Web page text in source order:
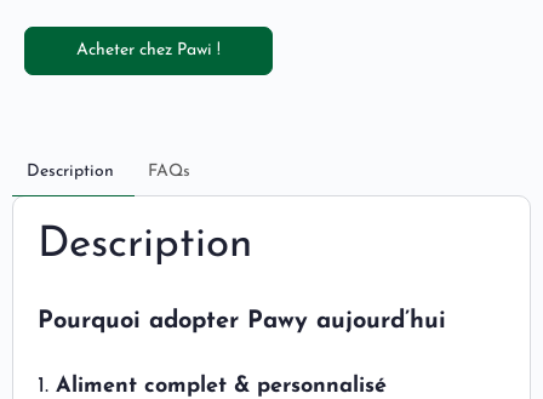
Acheter chez Pawi !
Description FAQs
Description
Pourquoi adopter Pawy aujourd’hui
1. Aliment complet & personnalisé